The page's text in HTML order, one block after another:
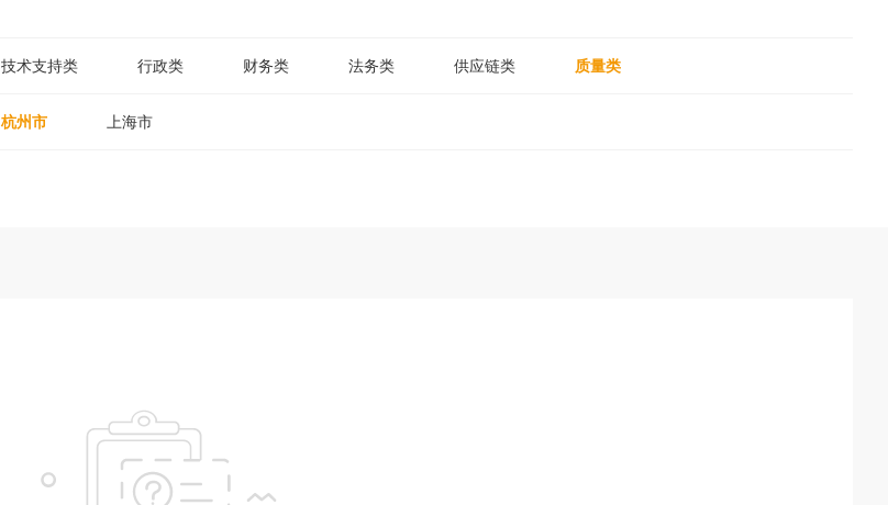
技术支持类 行政类 财务类 法务类 供应链类 质量类
杭州市 上海市